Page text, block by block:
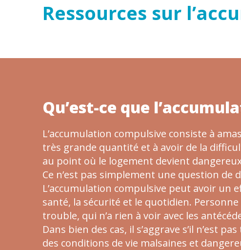
Ressources sur
Qu’est-ce que
L’accumulation compulsive consiste à
très grande quantité et à avoir de la
au point où le logement devient
Ce n’est pas simplement une question de
L’accumulation compulsive peut avoir un
santé, la sécurité et le quotidien. Personne
trouble, qui n’a rien à voir avec les
Dans bien des cas, il s’aggrave s’il n’est
des conditions de vie malsaines et